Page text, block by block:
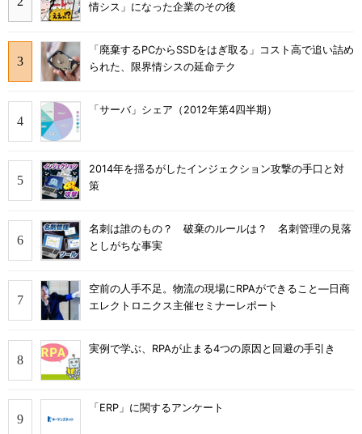
情シス」になった企業のその後
「廃棄するPCからSSDをはぎ取る」コスト高で追い詰め
られた、限界情シスの延命テク
「サーバ」シェア（2012年第4四半期）
2014年を揺るがしたインジェクション攻撃の手口と対
策
名刺は誰のもの？ 破棄のルールは？ 名刺管理の見落
としがちな事実
空前の人手不足。物流の現場にRPAができること―日商
エレクトロニクス主催セミナーレポート
実例で学ぶ、RPAが止まる4つの原因と回避の手引き
「ERP」に関するアンケート